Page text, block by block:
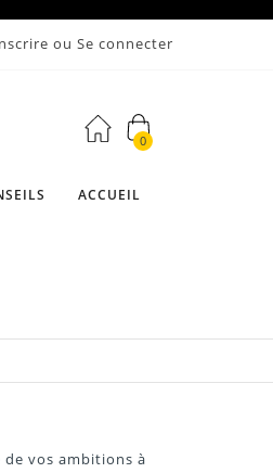
ou Se connecter
0
ACCUEIL
vos ambitions à